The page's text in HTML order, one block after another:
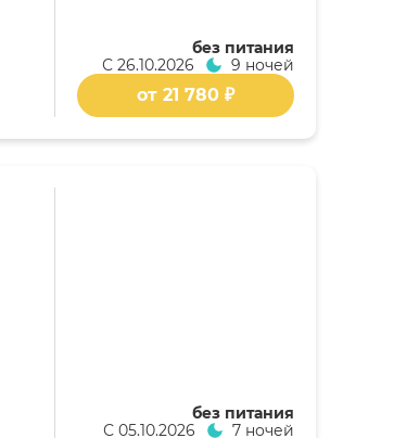
без питания
С 26.10.2026 9 ночей
от 21 780 ₽
без питания
С 05.10.2026 7 ночей